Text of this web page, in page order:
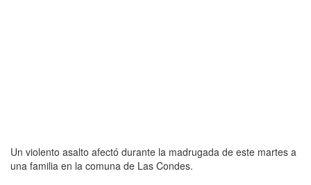
Un violento asalto afectó durante la madrugada de este martes a
una familia en la comuna de Las Condes.